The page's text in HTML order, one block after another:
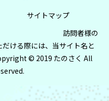
サイトマップ
様の
ける際には、当サイト名と
© 2019 たのさく All